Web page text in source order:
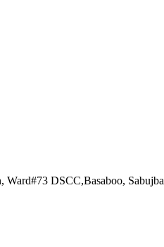
DSCC,Basaboo,